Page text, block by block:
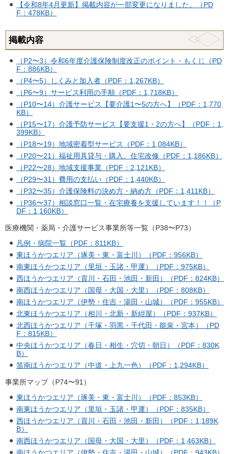
【令和8年4月更新】掲載内容が一部変更になりました。（PD
F：478KB）
掲載内容
（P2〜3）令和6年度介護保険制度改正のポイント・もくじ（PD
F：886KB）
（P4〜5）しくみと加入者（PDF：1,267KB）
（P6〜9）サービス利用の手順（PDF：1,718KB）
（P10〜14）介護サービス【要介護1〜5の方へ】（PDF：1,770
KB）
（P15〜17）介護予防サービス【要支援1・2の方へ】（PDF：1,
399KB）
（P18〜19）地域密着型サービス（PDF：1,084KB）
（P20〜21）福祉用具貸与・購入、住宅改修（PDF：1,186KB）
（P22〜28）地域支援事業（PDF：2,121KB）
（P29〜31）費用の支払い（PDF：1,440KB）
（P32〜35）介護保険料の決め方・納め方（PDF：1,411KB）
（P36〜37）相談窓口一覧・在宅療養を支援しています！！（P
DF：1,160KB）
医療機関・薬局・介護サービス事業所等一覧（P38〜P73）
凡例・病院一覧（PDF：811KB）
東ほうかつエリア（琢美・東・富士川）（PDF：956KB）
南東ほうかつエリア（里垣・玉諸・甲運）（PDF：975KB）
西ほうかつエリア（貢川・石田・池田・新田）（PDF：824KB）
南西ほうかつエリア（国母・大国・大里）（PDF：808KB）
南ほうかつエリア（伊勢・住吉・湯田・山城）（PDF：955KB）
北東ほうかつエリア（相川・北新・新紺屋）（PDF：937KB）
北西ほうかつエリア（千塚・羽黒・千代田・能泉・宮本）（PD
F：815KB）
中央ほうかつエリア（春日・相生・穴切・朝日）（PDF：830K
B）
笛南ほうかつエリア（中道・上九一色）（PDF：1,294KB）
事業所マップ（P74〜91）
東ほうかつエリア（琢美・東・富士川）（PDF：853KB）
南東ほうかつエリア（里垣・玉諸・甲運）（PDF：835KB）
西ほうかつエリア（貢川・石田・池田・新田）（PDF：1,189K
B）
南西ほうかつエリア（国母・大国・大里）（PDF：1,463KB）